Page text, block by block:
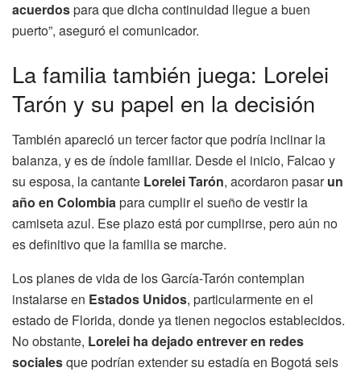
acuerdospara que dicha continuidad llegue a buen
puerto”, aseguró el comunicador.
La familia también juega: Lorelei
Tarón y su papel en la decisión
También apareció un tercer factor que podría inclinar la
balanza, y es de índole familiar. Desde el inicio, Falcao y
su esposa, la cantante Lorelei Tarón, acordaron pasarun
año en Colombia para cumplir el sueño de vestir la
camiseta azul. Ese plazo está por cumplirse, pero aún no
es definitivo que la familia se marche.
Los planes de vida de los García-Tarón contemplan
instalarse en Estados Unidos, particularmente en el
estado de Florida, donde ya tienen negocios establecidos.
No obstante, Lorelei ha dejado entrever en redes
socialesque podrían extender su estadía en Bogotá seis